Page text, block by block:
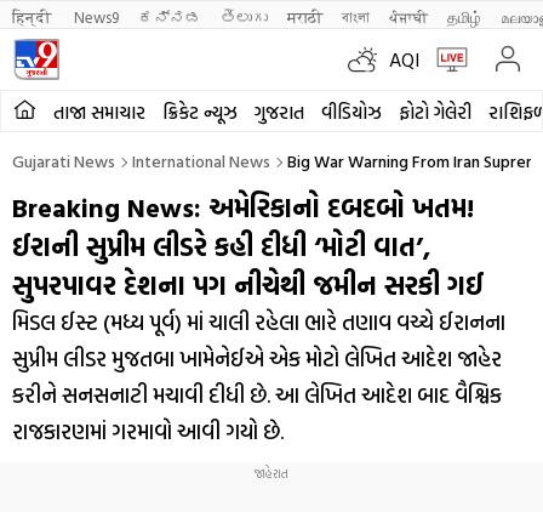
हिन्दी News9 ಕನ್ನಡ తెలుగు मराठी বাংলা ਪੰਜਾਬੀ தமிழ்
AQI
તાજા સમાચાર ક્રિકેટ ન્યૂઝ ગુજરાત વીડિયોઝ ફોટો ગેલેરી
Gujarati News International News Big War Warning From Iran
Breaking News: અમેરિકાનો દબદબો ખતમ!
ઈરાની સુપ્રીમ લીડરે કહી દીધી ‘મોટી વાત’,
સુપરપાવર દેશના પગ નીચેથી જમીન સરકી ગઈ
મિડલ ઈસ્ટ (મધ્ય પૂર્વ) માં ચાલી રહેલા ભારે તણાવ વચ્ચે ઈરાનના
સુપ્રીમ લીડર મુજતબા ખામેનેઈએ એક મોટો લેખિત આદેશ જાહેર
કરીને સનસનાટી મચાવી દીધી છે. આ લેખિત આદેશ બાદ વૈશ્વિક
રાજકારણમાં ગરમાવો આવી ગયો છે.